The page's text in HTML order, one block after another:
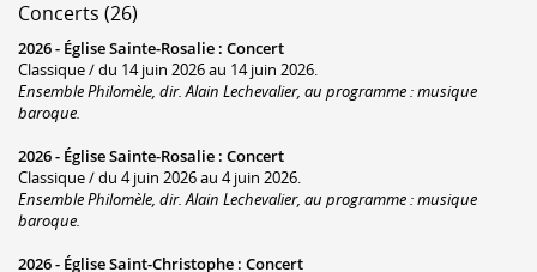
Concerts (26)
2026 - Église Sainte-Rosalie : Concert
Classique / du 14 juin 2026 au 14 juin 2026.
Ensemble Philomèle, dir. Alain Lechevalier, au programme : musique
baroque.
2026 - Église Sainte-Rosalie : Concert
Classique / du 4 juin 2026 au 4 juin 2026.
Ensemble Philomèle, dir. Alain Lechevalier, au programme : musique
baroque.
2026 - Église Saint-Christophe : Concert